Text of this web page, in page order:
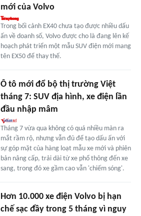
mới của Volvo
Trong bối cảnh EX40 chưa tạo được nhiều dấu
ấn về doanh số, Volvo được cho là đang lên kế
hoạch phát triển một mẫu SUV điện mới mang
tên EX50 để thay thế.
Ô tô mới đổ bộ thị trường Việt
tháng 7: SUV địa hình, xe điện lần
đầu nhập mâm
Tháng 7 vừa qua không có quá nhiều màn ra
mắt rầm rộ, nhưng vẫn đủ để tạo dấu ấn với
sự góp mặt của hàng loạt mẫu xe mới và phiên
bản nâng cấp, trải dài từ xe phổ thông đến xe
sang, trong đó xe gầm cao vẫn 'chiếm sóng'.
Hơn 10.000 xe điện Volvo bị hạn
chế sạc đầy trong 5 tháng vì nguy